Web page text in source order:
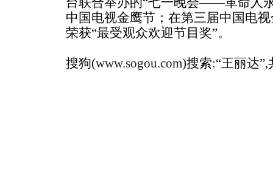
中国电视金鹰节；在第三届中国电
荣获“最受观众欢迎节目奖”。
搜狗(www.sogou.com)搜索:“王丽达”,